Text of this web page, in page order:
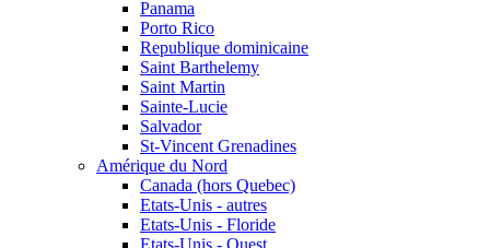
Panama
Porto Rico
Republique dominicaine
Saint Barthelemy
Saint Martin
Sainte-Lucie
Salvador
St-Vincent Grenadines
Amérique du Nord
Canada (hors Quebec)
Etats-Unis - autres
Etats-Unis - Floride
Etats-Unis - Ouest